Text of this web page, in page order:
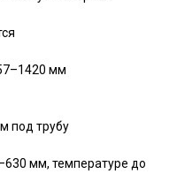
мм
под трубу
мм, температуре до